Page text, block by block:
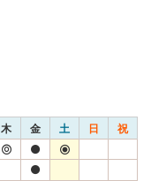
木 金 土 日 祝